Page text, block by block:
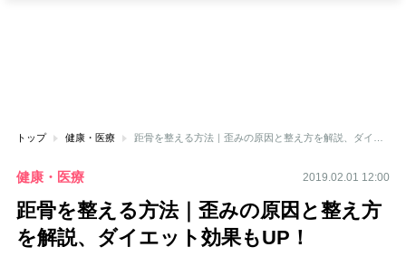
トップ 健康・医療
健康・医療 2019.02.01 12:00
距骨を整える方法｜歪みの原因と整え方
を解説、ダイエット効果もUP！